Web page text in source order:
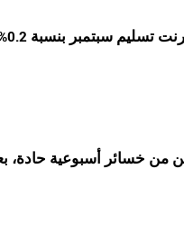
من 1% يوم الاثنين، متعافيين من خسائر